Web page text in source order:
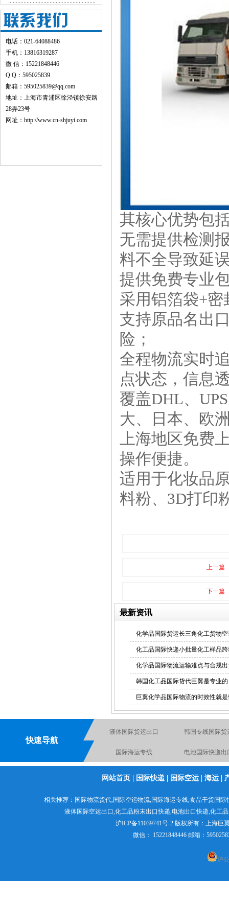
电话：021-64088486
手机：13816319287
微 信：15221848446
Q Q：595025839
邮箱：595025839@qq.com
地址：上海市青浦区徐泾镇徐安路
28弄23号
网址： http://www.cn-shjuyi.com
其核心优势包
无需提供检测
料不全导致延
提供‌免费专业
采用铝箔袋+
支持‌原品名出
险；
全程物流实时
点状态，信息
覆盖DHL、
大、日本、欧
上海地区‌免费
操作便捷。
适用于化妆品
料粉、3D打印
上一篇
下一篇
最新资讯
化学品国际货运长三角化工货物
化工品国际快递小批量化工样品
化学品国际物流运输难点与合规
韩国化工品国际货代巨翼是专业的
巨翼化学品国际物流的时效性就
快速导航
液体国际货运出口 韩国专线国际货
国际海运专线 电池国际快递出
国际物流空运到英国德国 化工品国际快
递出口
食品出口国际货运 日本专线国际空
网站首页 国际快递 国际空运 海运
相关推荐： 国际物流货代,国际空运物流,国际海运专线,食品干货国际
液体国际空运出口,化工品粉末出口快递,电池出口快递,化工
沪ICP备11039741号-2 版权所有： 上海巨
微信： 15221848446 邮箱：
沪